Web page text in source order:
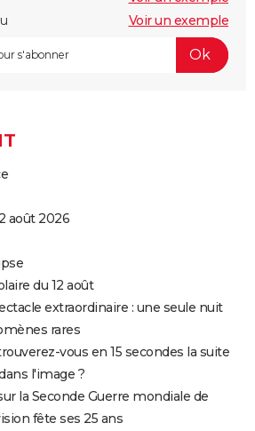
Voir un exemple
août 2026
du 12 août
extraordinaire : une seule nuit
rares
vous en 15 secondes la suite
l'image ?
la Seconde Guerre mondiale de
fête ses 25 ans